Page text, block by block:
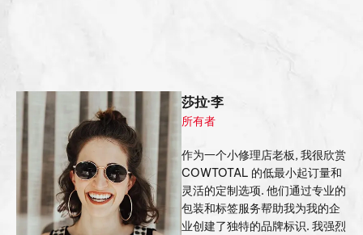
莎拉·李
所有者
作为一个小修理店老板, 我很欣赏
COWTOTAL 的低最小起订量和
灵活的定制选项. 他们通过专业的
包装和标签服务帮助我为我的企
业创建了独特的品牌标识. 我强烈